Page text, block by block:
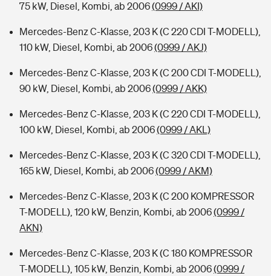
75 kW, Diesel, Kombi, ab 2006(0999 / AKI)
Mercedes-Benz C-Klasse, 203 K (C 220 CDI T-MODELL),
110 kW, Diesel, Kombi, ab 2006(0999 / AKJ)
Mercedes-Benz C-Klasse, 203 K (C 200 CDI T-MODELL),
90 kW, Diesel, Kombi, ab 2006(0999 / AKK)
Mercedes-Benz C-Klasse, 203 K (C 220 CDI T-MODELL),
100 kW, Diesel, Kombi, ab 2006(0999 / AKL)
Mercedes-Benz C-Klasse, 203 K (C 320 CDI T-MODELL),
165 kW, Diesel, Kombi, ab 2006(0999 / AKM)
Mercedes-Benz C-Klasse, 203 K (C 200 KOMPRESSOR
T-MODELL), 120 kW, Benzin, Kombi, ab 2006(0999 /
AKN)
Mercedes-Benz C-Klasse, 203 K (C 180 KOMPRESSOR
T-MODELL), 105 kW, Benzin, Kombi, ab 2006(0999 /